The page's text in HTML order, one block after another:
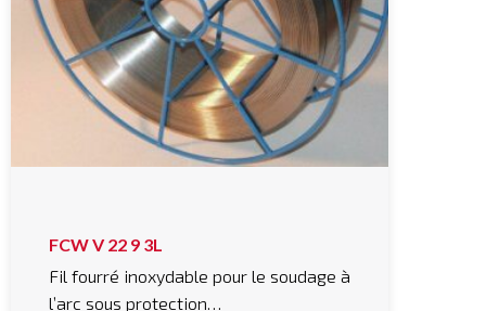
FCW V 22 9 3L
Fil fourré inoxydable pour le soudage à
l’arc sous protection…